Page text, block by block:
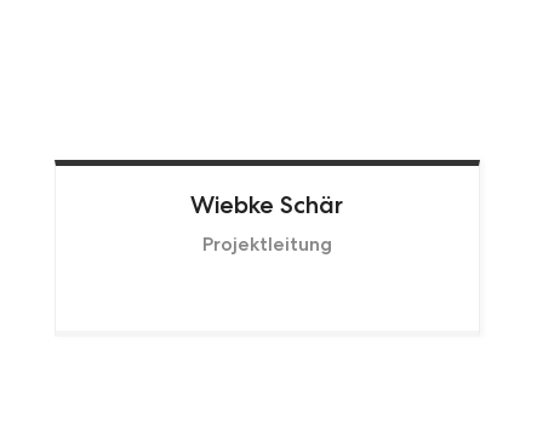
Wiebke Schär
Projektleitung